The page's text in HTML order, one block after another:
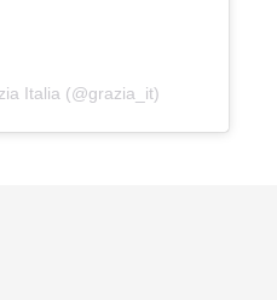
Italia (@grazia_it)